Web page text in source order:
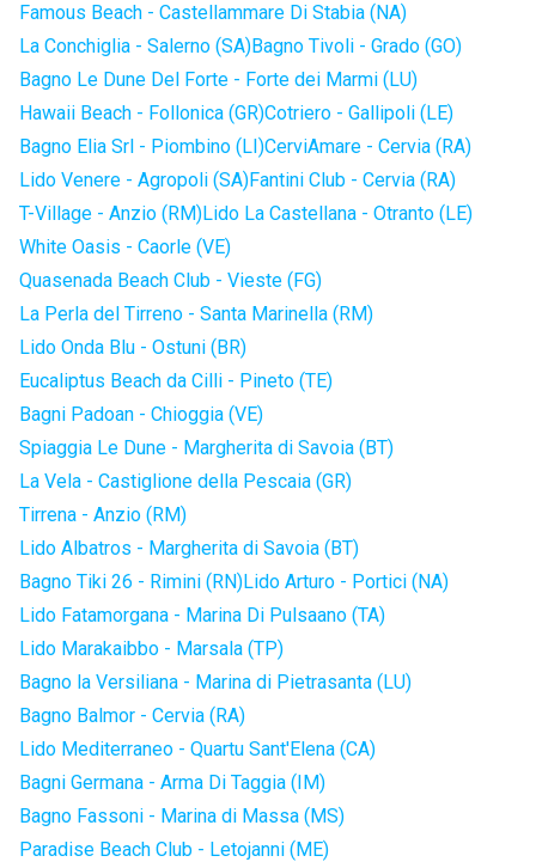
Famous Beach - Castellammare Di Stabia (NA)
La Conchiglia - Salerno (SA)Bagno Tivoli - Grado (GO)
Bagno Le Dune Del Forte - Forte dei Marmi (LU)
Hawaii Beach - Follonica (GR)Cotriero - Gallipoli (LE)
Bagno Elia Srl - Piombino (LI)CerviAmare - Cervia (RA)
Lido Venere - Agropoli (SA)Fantini Club - Cervia (RA)
T-Village - Anzio (RM)Lido La Castellana - Otranto (LE)
White Oasis - Caorle (VE)
Quasenada Beach Club - Vieste (FG)
La Perla del Tirreno - Santa Marinella (RM)
Lido Onda Blu - Ostuni (BR)
Eucaliptus Beach da Cilli - Pineto (TE)
Bagni Padoan - Chioggia (VE)
Spiaggia Le Dune - Margherita di Savoia (BT)
La Vela - Castiglione della Pescaia (GR)
Tirrena - Anzio (RM)
Lido Albatros - Margherita di Savoia (BT)
Bagno Tiki 26 - Rimini (RN)Lido Arturo - Portici (NA)
Lido Fatamorgana - Marina Di Pulsaano (TA)
Lido Marakaibbo - Marsala (TP)
Bagno la Versiliana - Marina di Pietrasanta (LU)
Bagno Balmor - Cervia (RA)
Lido Mediterraneo - Quartu Sant'Elena (CA)
Bagni Germana - Arma Di Taggia (IM)
Bagno Fassoni - Marina di Massa (MS)
Paradise Beach Club - Letojanni (ME)